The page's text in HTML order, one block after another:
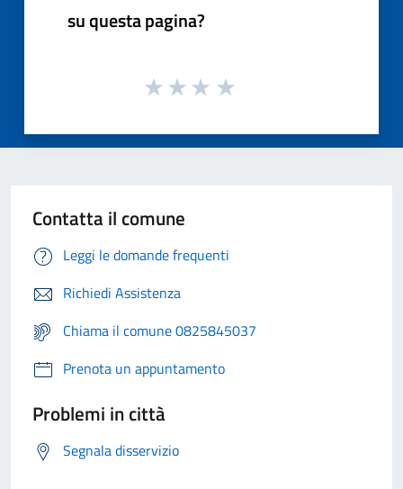
su questa pagina?
Contatta il comune
Leggi le domande frequenti
Richiedi Assistenza
Chiama il comune 0825845037
Prenota un appuntamento
Problemi in città
Segnala disservizio